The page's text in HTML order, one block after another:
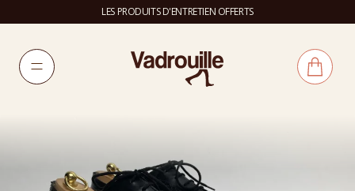
LES PRODUITS D'ENTRETIEN OFFERTS